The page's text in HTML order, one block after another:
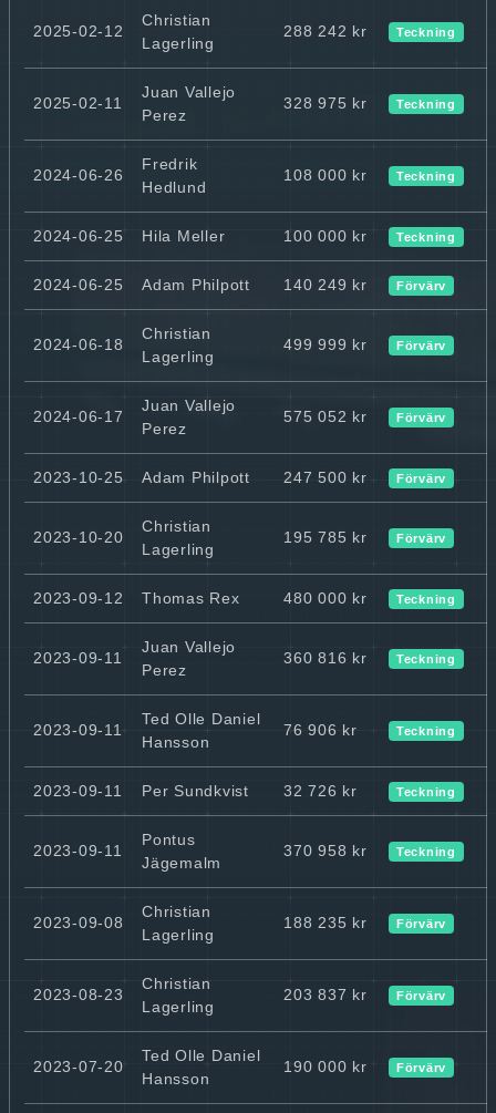
2025-02-12
Christian
Lagerling
288 242 kr Teckning
2025-02-11
Juan Vallejo
Perez
328 975 kr Teckning
2024-06-26
Fredrik
Hedlund
108 000 kr Teckning
2024-06-25 Hila Meller 100 000 kr Teckning
2024-06-25 Adam Philpott 140 249 kr Förvärv
2024-06-18
Christian
Lagerling
499 999 kr Förvärv
2024-06-17
Juan Vallejo
Perez
575 052 kr Förvärv
2023-10-25 Adam Philpott 247 500 kr Förvärv
2023-10-20
Christian
Lagerling
195 785 kr Förvärv
2023-09-12 Thomas Rex 480 000 kr Teckning
2023-09-11
Juan Vallejo
Perez
360 816 kr Teckning
2023-09-11
Ted Olle Daniel
Hansson
76 906 kr Teckning
2023-09-11 Per Sundkvist 32 726 kr Teckning
2023-09-11
Pontus
Jägemalm
370 958 kr Teckning
2023-09-08
Christian
Lagerling
188 235 kr Förvärv
2023-08-23
Christian
Lagerling
203 837 kr Förvärv
2023-07-20
Ted Olle Daniel
Hansson
190 000 kr Förvärv